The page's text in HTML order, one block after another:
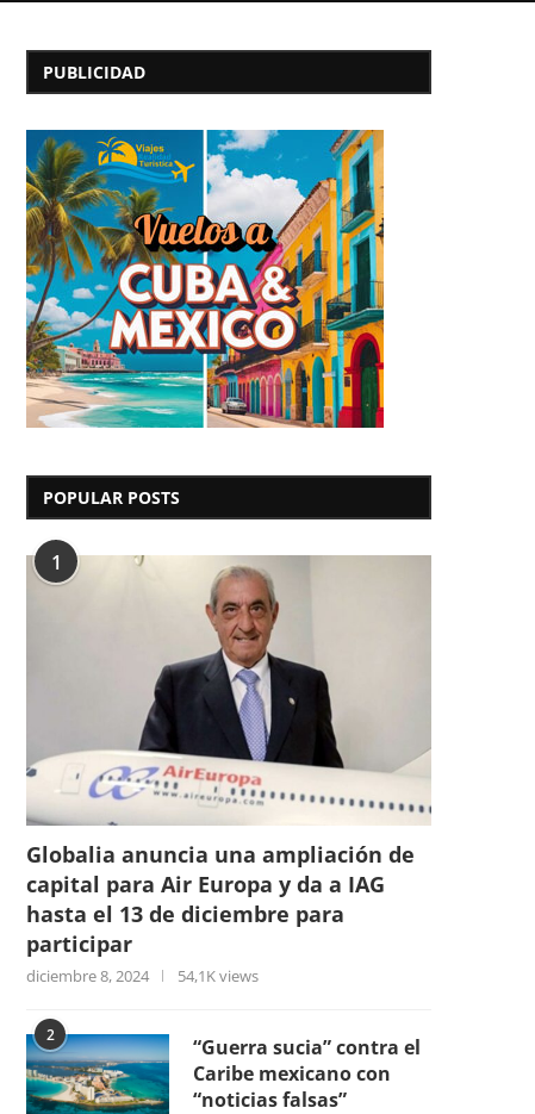
PUBLICIDAD
POPULAR POSTS
1
Globalia anuncia una ampliación de
capital para Air Europa y da a IAG
hasta el 13 de diciembre para
participar
diciembre 8, 2024 54,1K views
2
“Guerra sucia” contra el
Caribe mexicano con
“noticias falsas”